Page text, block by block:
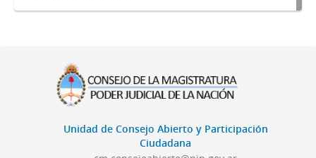
Unidad de Consejo Abierto y Participación
Ciudadana